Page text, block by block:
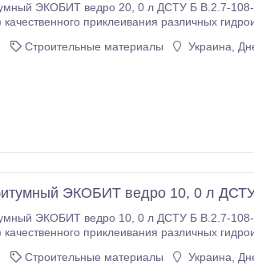
ЭКОБИТ ведро 20, 0 л ДСТУ Б В.2.7-108-
приклеивания различных
которую при необходимости следует перемешать; — обладает хорошей
Строительные материалы Украина,
ЭКОБИТ ведро 10, 0 л
ЭКОБИТ ведро 10, 0 л ДСТУ Б В.2.7-108-
приклеивания различных
которую при необходимости следует перемешать; — обладает хорошей
Строительные материалы Украина,